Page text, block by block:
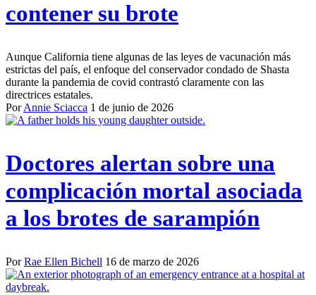
contener su brote
Aunque California tiene algunas de las leyes de vacunación más
estrictas del país, el enfoque del conservador condado de Shasta
durante la pandemia de covid contrastó claramente con las
directrices estatales.
PorAnnie Sciacca 1 de junio de 2026
Doctores alertan sobre una
complicación mortal asociada
a los brotes de sarampión
PorRae Ellen Bichell 16 de marzo de 2026